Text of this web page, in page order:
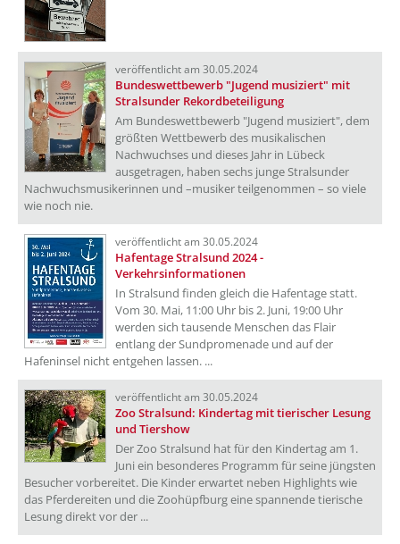
veröffentlicht am 30.05.2024
Bundeswettbewerb "Jugend musiziert" mit
Stralsunder Rekordbeteiligung
Am Bundeswettbewerb "Jugend musiziert", dem
größten Wettbewerb des musikalischen
Nachwuchses und dieses Jahr in Lübeck
ausgetragen, haben sechs junge Stralsunder
Nachwuchsmusikerinnen und –musiker teilgenommen – so viele
wie noch nie.
veröffentlicht am 30.05.2024
Hafentage Stralsund 2024 -
Verkehrsinformationen
In Stralsund finden gleich die Hafentage statt.
Vom 30. Mai, 11:00 Uhr bis 2. Juni, 19:00 Uhr
werden sich tausende Menschen das Flair
entlang der Sundpromenade und auf der
Hafeninsel nicht entgehen lassen. ...
veröffentlicht am 30.05.2024
Zoo Stralsund: Kindertag mit tierischer Lesung
und Tiershow
Der Zoo Stralsund hat für den Kindertag am 1.
Juni ein besonderes Programm für seine jüngsten
Besucher vorbereitet. Die Kinder erwartet neben Highlights wie
das Pferdereiten und die Zoohüpfburg eine spannende tierische
Lesung direkt vor der ...